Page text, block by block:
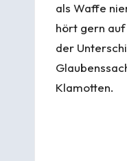
als Waffe
hört gern
der
Klamotten.